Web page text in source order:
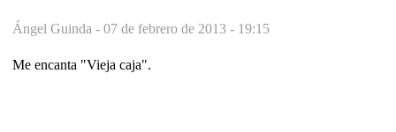
Ángel Guinda - 07 de febrero de 2013 - 19:15
Me encanta "Vieja caja".